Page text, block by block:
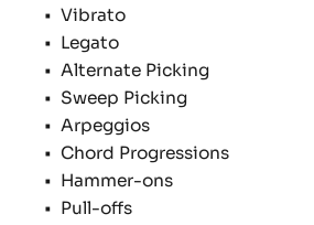
• Vibrato
• Legato
• Alternate Picking
• Sweep Picking
• Arpeggios
• Chord Progressions
• Hammer-ons
• Pull-offs